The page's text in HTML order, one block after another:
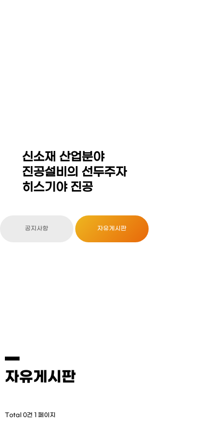
신소재 산업분야
진공설비의 선두주자
히스기야 진공
공지사항 자유게시판
자유게시판
Total 0건 1 페이지